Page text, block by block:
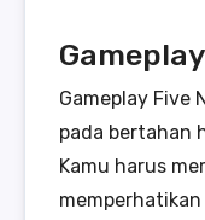
Gameplay Five
pada bertahan
Kamu harus